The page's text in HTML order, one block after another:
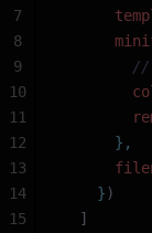
//
      },
    }
)
  ]
7
8
9
10
11
12
13
14
15